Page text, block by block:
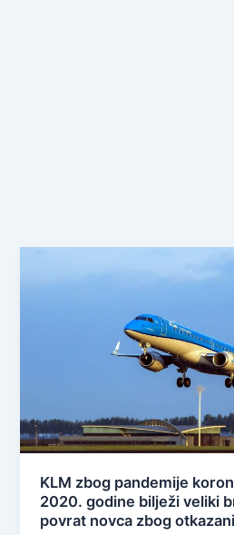
KLM zbog pandemije
2020. godine bilježi veliki
povrat novca zbog